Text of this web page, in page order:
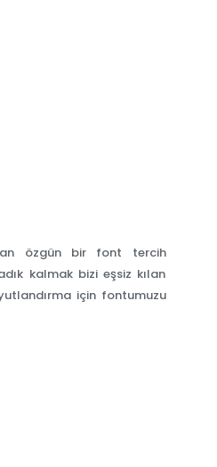
özgün bir font tercih
kalmak bizi eşsiz kılan
için fontumuzu